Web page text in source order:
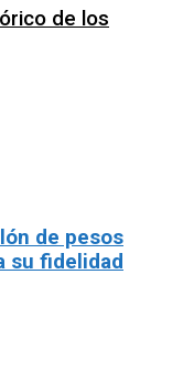
de los
de pesos
su fidelidad